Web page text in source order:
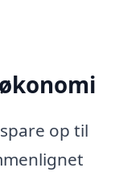
op til